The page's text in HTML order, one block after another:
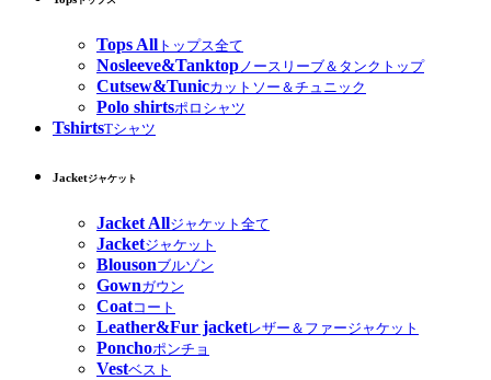
Tops All トップス全て
Nosleeve&Tanktopノースリーブ＆タンクトップ
Cutsew&Tunicカットソー＆チュニック
Polo shirtsポロシャツ
TshirtsTシャツ
Jacketジャケット
Jacket Allジャケット全て
Jacketジャケット
Blousonブルゾン
Gownガウン
Coatコート
Leather&Fur jacketレザー＆ファージャケット
Ponchoポンチョ
Vestベスト